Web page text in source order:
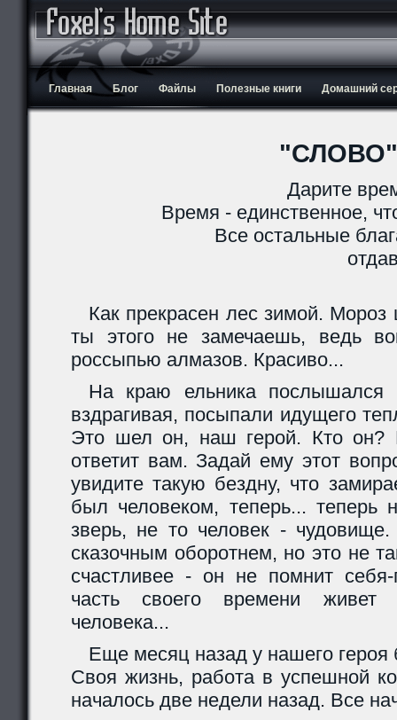
Главная Блог Файлы Полезные книги Домашний
"СЛОВО"
Дарите
Время - единственное,
Все остальные
Как прекрасен лес зимой.
ты этого не замечаешь, ведь
россыпью алмазов. Красиво...
На краю ельника послышался
вздрагивая, посыпали идущего
Это шел он, наш герой. Кто
ответит вам. Задай ему этот
увидите такую бездну, что
был человеком, теперь... теперь
зверь, не то человек -
сказочным оборотнем, но это не
счастливее - он не помнит
часть своего времени живет
человека...
Еще месяц назад у нашего героя
Своя жизнь, работа в успешной
началось две недели назад. Все